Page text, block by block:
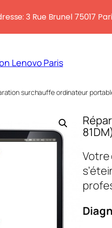
Lenovo Paris
surchauffe ordinateur
Votre
3 Rue Brunel 75017